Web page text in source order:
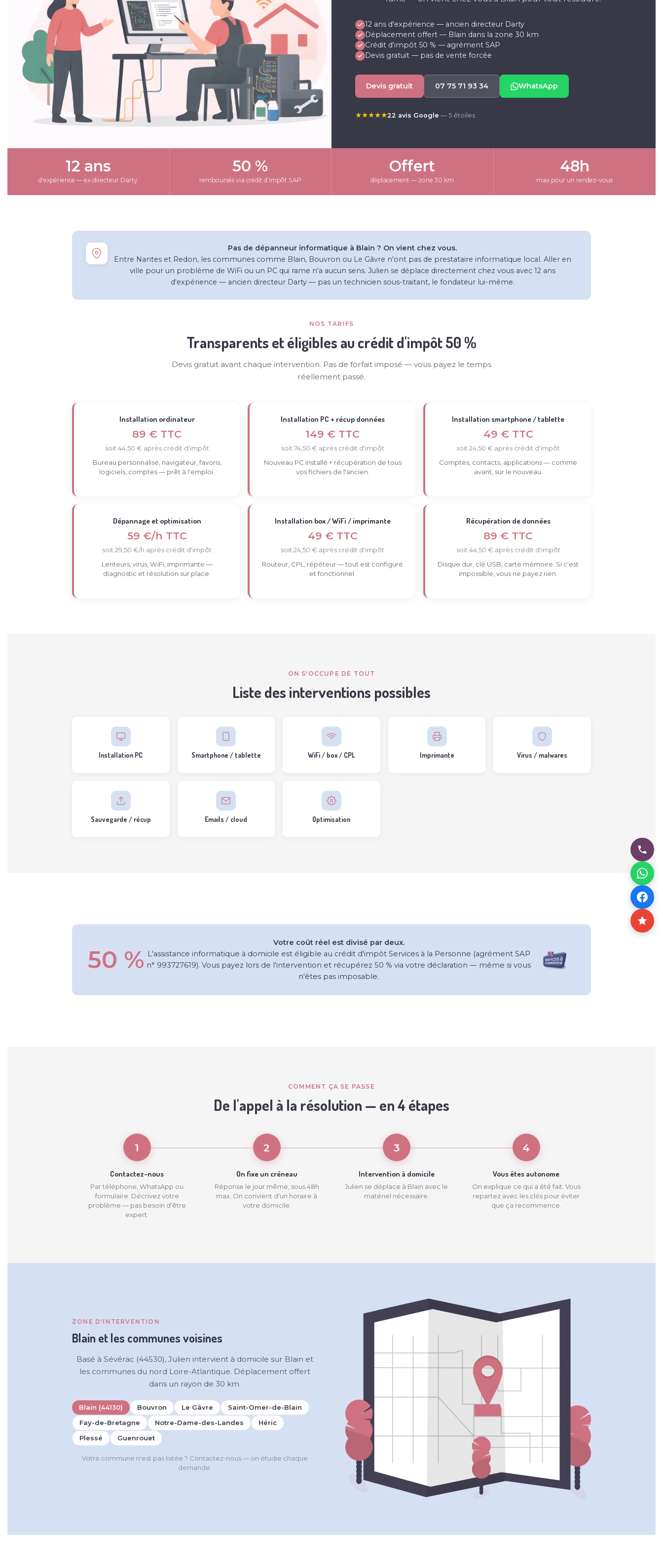
12 ans d'expérience — ancien directeur Darty
Déplacement offert — Blain dans la zone 30 km
Crédit d'impôt 50 % — agrément SAP
Devis gratuit — pas de vente forcée
Devis gratuit 07 75 71 93 34 WhatsApp
★★★★★22 avis Google — 5 étoiles
12 ans
d'expérience — ex-directeur Darty
50 %
remboursés via crédit d'impôt SAP
Offert
déplacement — zone 30 km
48h
max pour un rendez-vous
Pas de dépanneur informatique à Blain ? On vient chez vous.
Entre Nantes et Redon, les communes comme Blain, Bouvron ou Le Gâvre n'ont pas de prestataire informatique local. Aller en
ville pour un problème de WiFi ou un PC qui rame n'a aucun sens. Julien se déplace directement chez vous avec 12 ans
d'expérience — ancien directeur Darty — pas un technicien sous-traitant, le fondateur lui-même.
NOS TARIFS
Transparents et éligibles au crédit d'impôt 50 %
Devis gratuit avant chaque intervention. Pas de forfait imposé — vous payez le temps
réellement passé.
Installation ordinateur
89 € TTC
soit 44,50 € après crédit d'impôt
Bureau personnalisé, navigateur, favoris,
logiciels, comptes — prêt à l'emploi.
Installation PC + récup données
149 € TTC
soit 74,50 € après crédit d'impôt
Nouveau PC installé + récupération de tous
vos fichiers de l'ancien.
Installation smartphone / tablette
49 € TTC
soit 24,50 € après crédit d'impôt
Comptes, contacts, applications — comme
avant, sur le nouveau.
Dépannage et optimisation
59 €/h TTC
soit 29,50 €/h après crédit d'impôt
Lenteurs, virus, WiFi, imprimante —
diagnostic et résolution sur place.
Installation box / WiFi / imprimante
49 € TTC
soit 24,50 € après crédit d'impôt
Routeur, CPL, répéteur — tout est configuré
et fonctionnel.
Récupération de données
89 € TTC
soit 44,50 € après crédit d'impôt
Disque dur, clé USB, carte mémoire. Si c'est
impossible, vous ne payez rien.
ON S'OCCUPE DE TOUT
Liste des interventions possibles
Installation PC Smartphone / tablette WiFi / box / CPL Imprimante Virus / malwares
Sauvegarde / récup Emails / cloud Optimisation
50 %
Votre coût réel est divisé par deux.
L'assistance informatique à domicile est éligible au crédit d'impôt Services à la Personne (agrément SAP
n° 993727619). Vous payez lors de l'intervention et récupérez 50 % via votre déclaration — même si vous
n'êtes pas imposable.
COMMENT ÇA SE PASSE
De l'appel à la résolution — en 4 étapes
1
Contactez-nous
Par téléphone, WhatsApp ou
formulaire. Décrivez votre
problème — pas besoin d'être
expert.
2
On fixe un créneau
Réponse le jour même, sous 48h
max. On convient d'un horaire à
votre domicile.
3
Intervention à domicile
Julien se déplace à Blain avec le
matériel nécessaire.
4
Vous êtes autonome
On explique ce qui a été fait. Vous
repartez avec les clés pour éviter
que ça recommence.
ZONE D'INTERVENTION
Blain et les communes voisines
Basé à Sévérac (44530), Julien intervient à domicile sur Blain et
les communes du nord Loire-Atlantique. Déplacement offert
dans un rayon de 30 km.
Blain (44130) Bouvron Le Gâvre
Saint-Omer-de-Blain
Fay-de-Bretagne
Notre-Dame-des-Landes
Héric
Plessé
Guenrouet
Votre commune n'est pas listée ? Contactez-nous — on étudie chaque
demande.